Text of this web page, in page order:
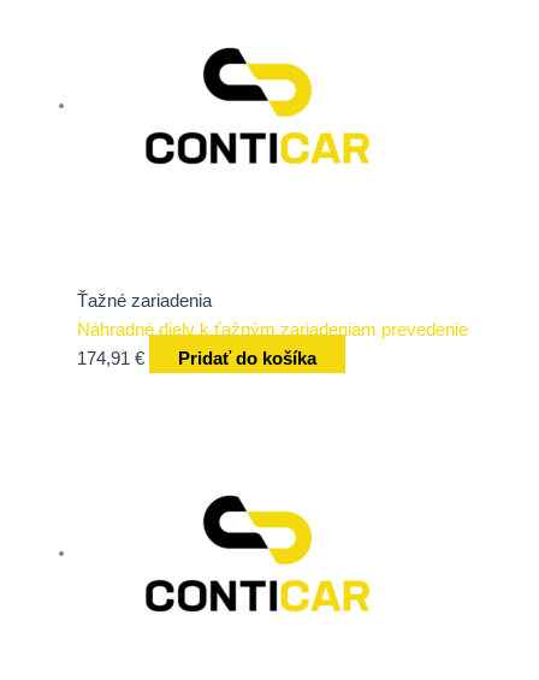
Ťažné zariadenia
Náhradné diely k ťažným zariadeniam prevedenie
174,91 € Pridať do košíka